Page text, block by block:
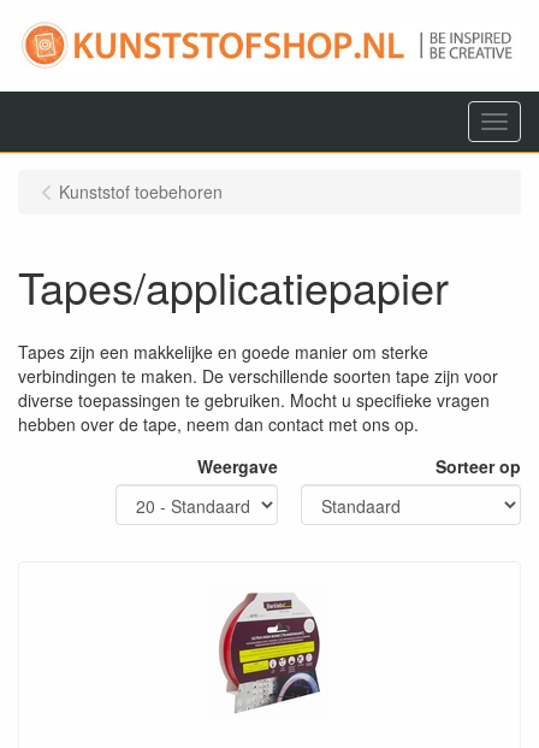
Menu
Kunststof toebehoren
Tapes/applicatiepapier
Tapes zijn een makkelijke en goede manier om sterke
verbindingen te maken. De verschillende soorten tape zijn voor
diverse toepassingen te gebruiken. Mocht u specifieke vragen
hebben over de tape, neem dan contact met ons op.
Weergave
Sorteer op